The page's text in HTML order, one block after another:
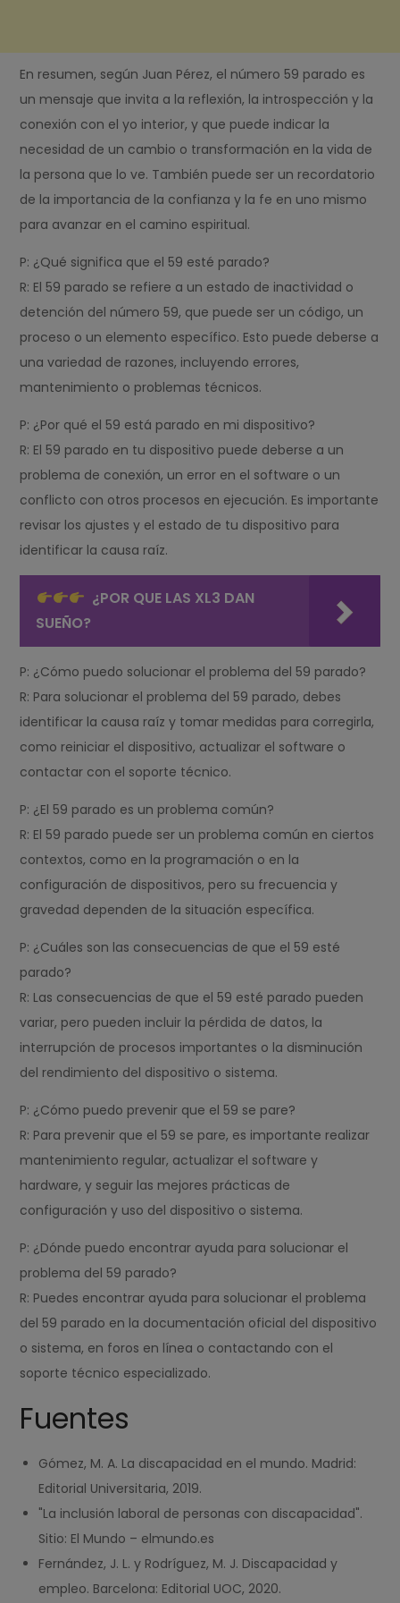
En resumen, según Juan Pérez, el número 59 parado es
un mensaje que invita a la reflexión, la introspección y la
conexión con el yo interior, y que puede indicar la
necesidad de un cambio o transformación en la vida de
la persona que lo ve. También puede ser un recordatorio
de la importancia de la confianza y la fe en uno mismo
para avanzar en el camino espiritual.
P: ¿Qué significa que el 59 esté parado?
R: El 59 parado se refiere a un estado de inactividad o
detención del número 59, que puede ser un código, un
proceso o un elemento específico. Esto puede deberse a
una variedad de razones, incluyendo errores,
mantenimiento o problemas técnicos.
P: ¿Por qué el 59 está parado en mi dispositivo?
R: El 59 parado en tu dispositivo puede deberse a un
problema de conexión, un error en el software o un
conflicto con otros procesos en ejecución. Es importante
revisar los ajustes y el estado de tu dispositivo para
identificar la causa raíz.
¿POR QUE LAS XL3 DAN
SUEÑO?
P: ¿Cómo puedo solucionar el problema del 59 parado?
R: Para solucionar el problema del 59 parado, debes
identificar la causa raíz y tomar medidas para corregirla,
como reiniciar el dispositivo, actualizar el software o
contactar con el soporte técnico.
P: ¿El 59 parado es un problema común?
R: El 59 parado puede ser un problema común en ciertos
contextos, como en la programación o en la
configuración de dispositivos, pero su frecuencia y
gravedad dependen de la situación específica.
P: ¿Cuáles son las consecuencias de que el 59 esté
parado?
R: Las consecuencias de que el 59 esté parado pueden
variar, pero pueden incluir la pérdida de datos, la
interrupción de procesos importantes o la disminución
del rendimiento del dispositivo o sistema.
P: ¿Cómo puedo prevenir que el 59 se pare?
R: Para prevenir que el 59 se pare, es importante realizar
mantenimiento regular, actualizar el software y
hardware, y seguir las mejores prácticas de
configuración y uso del dispositivo o sistema.
P: ¿Dónde puedo encontrar ayuda para solucionar el
problema del 59 parado?
R: Puedes encontrar ayuda para solucionar el problema
del 59 parado en la documentación oficial del dispositivo
o sistema, en foros en línea o contactando con el
soporte técnico especializado.
Fuentes
Gómez, M. A. La discapacidad en el mundo. Madrid:
Editorial Universitaria, 2019.
"La inclusión laboral de personas con discapacidad".
Sitio: El Mundo – elmundo.es
Fernández, J. L. y Rodríguez, M. J. Discapacidad y
empleo. Barcelona: Editorial UOC, 2020.